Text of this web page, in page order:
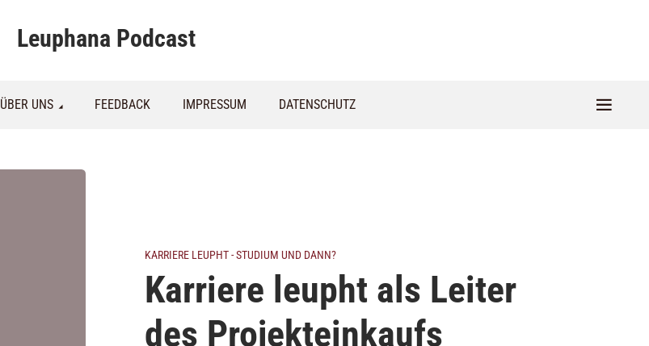
Leuphana Podcast
ÜBER UNS FEEDBACK IMPRESSUM DATENSCHUTZ
KARRIERE LEUPHT - STUDIUM UND DANN?
Karriere leupht als Leiter
des Projekteinkaufs